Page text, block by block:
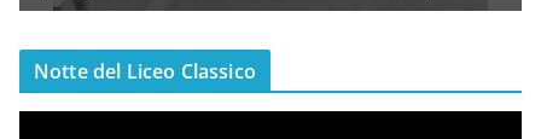
Notte del Liceo Classico